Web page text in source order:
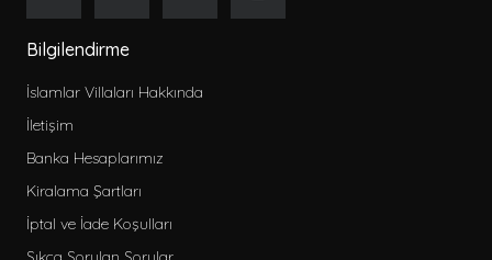
Bilgilendirme
İslamlar Villaları Hakkında
İletişim
Banka Hesaplarımız
Kiralama Şartları
İptal ve İade Koşulları